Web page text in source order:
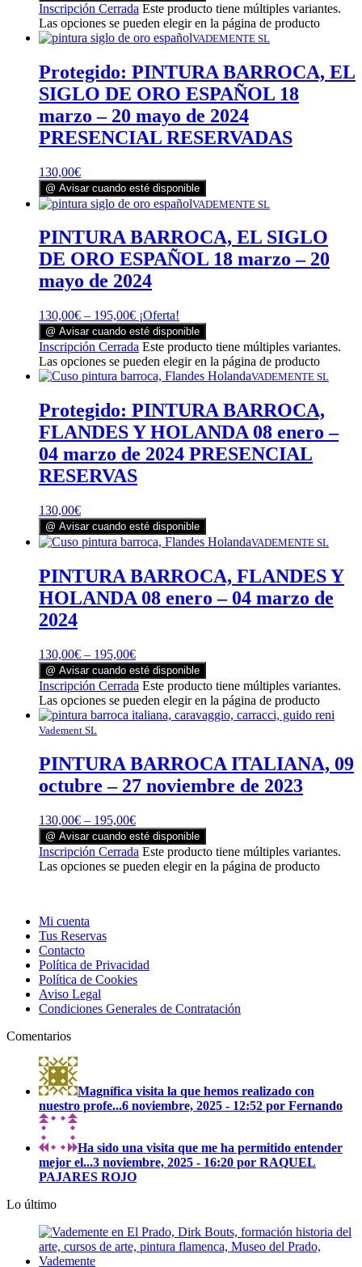
Inscripción Cerrada Este producto tiene múltiples variantes.
Las opciones se pueden elegir en la página de producto
VADEMENTE SL
Protegido: PINTURA BARROCA, EL
SIGLO DE ORO ESPAÑOL 18
marzo – 20 mayo de 2024
PRESENCIAL RESERVADAS
130,00€
@ Avisar cuando esté disponible
VADEMENTE SL
PINTURA BARROCA, EL SIGLO
DE ORO ESPAÑOL 18 marzo – 20
mayo de 2024
130,00€ – 195,00€ ¡Oferta!
@ Avisar cuando esté disponible
Inscripción Cerrada Este producto tiene múltiples variantes.
Las opciones se pueden elegir en la página de producto
VADEMENTE SL
Protegido: PINTURA BARROCA,
FLANDES Y HOLANDA 08 enero –
04 marzo de 2024 PRESENCIAL
RESERVAS
130,00€
@ Avisar cuando esté disponible
VADEMENTE SL
PINTURA BARROCA, FLANDES Y
HOLANDA 08 enero – 04 marzo de
2024
130,00€ – 195,00€
@ Avisar cuando esté disponible
Inscripción Cerrada Este producto tiene múltiples variantes.
Las opciones se pueden elegir en la página de producto
Vadement SL
PINTURA BARROCA ITALIANA, 09
octubre – 27 noviembre de 2023
130,00€ – 195,00€
@ Avisar cuando esté disponible
Inscripción Cerrada Este producto tiene múltiples variantes.
Las opciones se pueden elegir en la página de producto
Mi cuenta
Tus Reservas
Contacto
Política de Privacidad
Política de Cookies
Aviso Legal
Condiciones Generales de Contratación
Comentarios
Magnífica visita la que hemos realizado con
nuestro profe...6 noviembre, 2025 - 12:52 por Fernando
Ha sido una visita que me ha permitido entender
mejor el...3 noviembre, 2025 - 16:20 por RAQUEL
PAJARES ROJO
Lo último